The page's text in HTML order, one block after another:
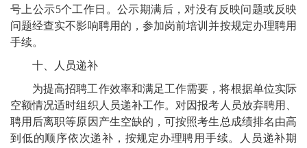
号 上公示5个工作日。公示期满后，对没有反映问题或反映
问题经查实不影响聘用的，参加岗前培训并按规定办理聘用
手续。
十、人员递补
为提高招聘工作效率和满足工作需要，将根据单位实际
空额情况适时组织 人员递补工作。对因报考人员放弃聘用、
聘用后离职等原因产生空缺的，可按照考生总成绩排名由高
到低的顺序依次递补，按规定办理聘用手续。
人员递补期